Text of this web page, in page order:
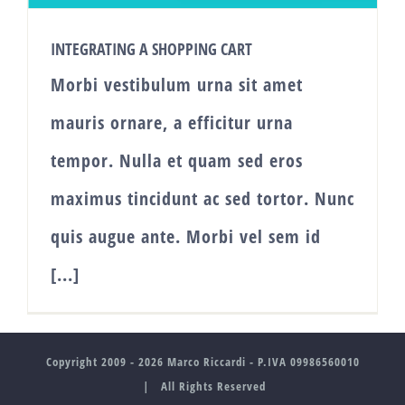
INTEGRATING A SHOPPING CART
Morbi vestibulum urna sit amet
mauris ornare, a efficitur urna
tempor. Nulla et quam sed eros
maximus tincidunt ac sed tortor. Nunc
quis augue ante. Morbi vel sem id
[...]
Copyright 2009 - 2026 Marco Riccardi - P.IVA 09986560010
| All Rights Reserved